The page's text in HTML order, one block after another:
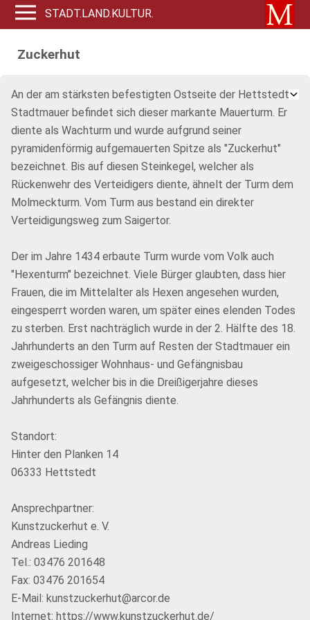
STADT.LAND.KULTUR.
Zuckerhut
An der am stärksten befestigten Ostseite der Hettstedter
Stadtmauer befindet sich dieser markante Mauerturm. Er
diente als Wachturm und wurde aufgrund seiner
pyramidenförmig aufgemauerten Spitze als "Zuckerhut"
bezeichnet. Bis auf diesen Steinkegel, welcher als
Rückenwehr des Verteidigers diente, ähnelt der Turm dem
Molmeckturm. Vom Turm aus bestand ein direkter
Verteidigungsweg zum Saigertor.
Der im Jahre 1434 erbaute Turm wurde vom Volk auch
"Hexenturm" bezeichnet. Viele Bürger glaubten, dass hier
Frauen, die im Mittelalter als Hexen angesehen wurden,
eingesperrt worden waren, um später eines elenden Todes
zu sterben. Erst nachträglich wurde in der 2. Hälfte des 18.
Jahrhunderts an den Turm auf Resten der Stadtmauer ein
zweigeschossiger Wohnhaus- und Gefängnisbau
aufgesetzt, welcher bis in die Dreißigerjahre dieses
Jahrhunderts als Gefängnis diente.
Standort:
Hinter den Planken 14
06333 Hettstedt
Ansprechpartner:
Kunstzuckerhut e. V.
Andreas Lieding
Tel.: 03476 201648
Fax: 03476 201654
E-Mail: kunstzuckerhut@arcor.de
Internet: https://www.kunstzuckerhut.de/